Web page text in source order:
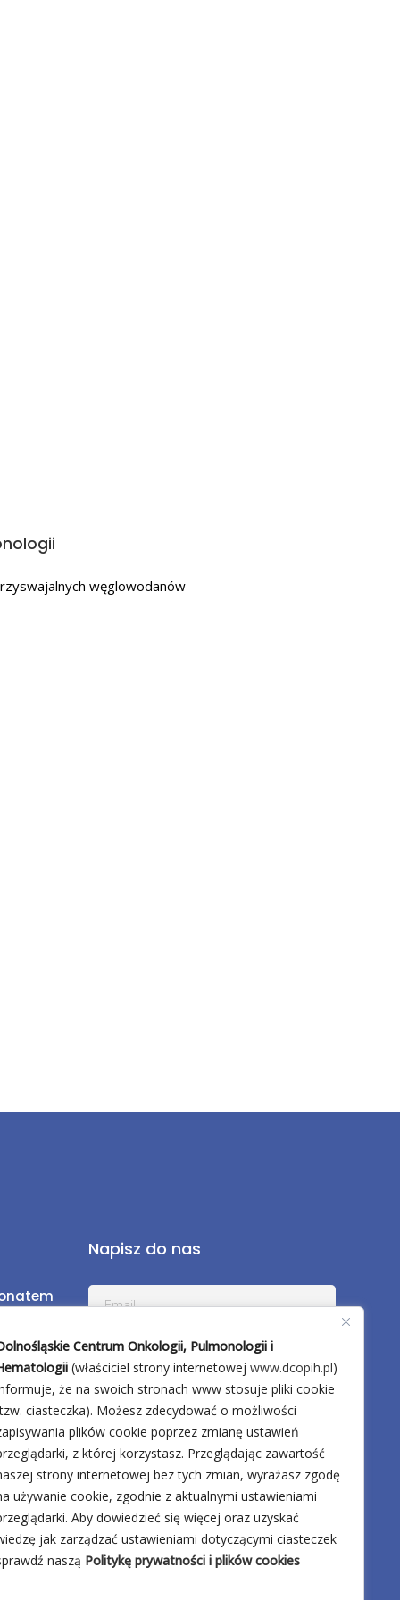
Centrum Onkologii, Pulmonologii i
(właściciel strony internetowej www.dcopih.pl)
że na swoich stronach www stosuje pliki cookie
ciasteczka). Możesz zdecydować o możliwości
plików cookie poprzez zmianę ustawień
z której korzystasz. Przeglądając zawartość
strony internetowej bez tych zmian, wyrażasz zgodę
używanie cookie, zgodnie z aktualnymi ustawieniami
Aby dowiedzieć się więcej oraz uzyskać
jak zarządzać ustawieniami dotyczącymi ciasteczek
naszą Politykę prywatności i plików cookies
węglowodanów
Napisz do nas